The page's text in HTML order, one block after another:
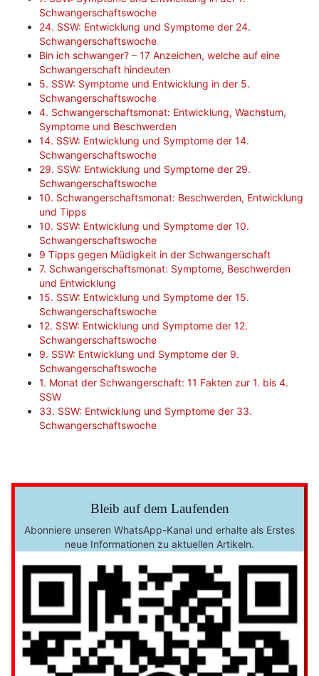
Schwangerschaftswoche
24. SSW: Entwicklung und Symptome der 24.
Schwangerschaftswoche
Bin ich schwanger? – 17 Anzeichen, welche auf eine
Schwangerschaft hindeuten
5. SSW: Symptome und Entwicklung in der 5.
Schwangerschaftswoche
4. Schwangerschaftsmonat: Entwicklung, Wachstum,
Symptome und Beschwerden
14. SSW: Entwicklung und Symptome der 14.
Schwangerschaftswoche
29. SSW: Entwicklung und Symptome der 29.
Schwangerschaftswoche
10. Schwangerschaftsmonat: Beschwerden, Entwicklung
und Tipps
10. SSW: Entwicklung und Symptome der 10.
Schwangerschaftswoche
9 Tipps gegen Müdigkeit in der Schwangerschaft
7. Schwangerschaftsmonat: Symptome, Beschwerden
und Entwicklung
15. SSW: Entwicklung und Symptome der 15.
Schwangerschaftswoche
12. SSW: Entwicklung und Symptome der 12.
Schwangerschaftswoche
9. SSW: Entwicklung und Symptome der 9.
Schwangerschaftswoche
1. Monat der Schwangerschaft: 11 Fakten zur 1. bis 4.
SSW
33. SSW: Entwicklung und Symptome der 33.
Schwangerschaftswoche
Bleib auf dem Laufenden
Abonniere unseren WhatsApp-Kanal und erhalte als Erstes
neue Informationen zu aktuellen Artikeln.